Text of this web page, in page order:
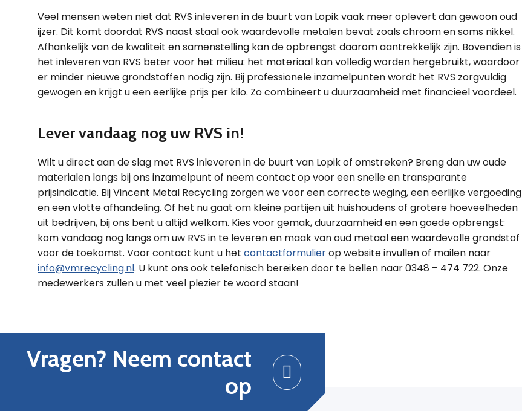
Veel mensen weten niet dat RVS inleveren in de buurt van Lopik vaak meer oplevert dan gewoon oud
ijzer. Dit komt doordat RVS naast staal ook waardevolle metalen bevat zoals chroom en soms nikkel.
Afhankelijk van de kwaliteit en samenstelling kan de opbrengst daarom aantrekkelijk zijn. Bovendien is
het inleveren van RVS beter voor het milieu: het materiaal kan volledig worden hergebruikt, waardoor
er minder nieuwe grondstoffen nodig zijn. Bij professionele inzamelpunten wordt het RVS zorgvuldig
gewogen en krijgt u een eerlijke prijs per kilo. Zo combineert u duurzaamheid met financieel voordeel.
Lever vandaag nog uw RVS in!
Wilt u direct aan de slag met RVS inleveren in de buurt van Lopik of omstreken? Breng dan uw oude
materialen langs bij ons inzamelpunt of neem contact op voor een snelle en transparante
prijsindicatie. Bij Vincent Metal Recycling zorgen we voor een correcte weging, een eerlijke vergoeding
en een vlotte afhandeling. Of het nu gaat om kleine partijen uit huishoudens of grotere hoeveelheden
uit bedrijven, bij ons bent u altijd welkom. Kies voor gemak, duurzaamheid en een goede opbrengst:
kom vandaag nog langs om uw RVS in te leveren en maak van oud metaal een waardevolle grondstof
voor de toekomst. Voor contact kunt u het contactformulierop website invullen of mailen naar
info@vmrecycling.nl. U kunt ons ook telefonisch bereiken door te bellen naar 0348 – 474 722. Onze
medewerkers zullen u met veel plezier te woord staan!
Vragen? Neem contact
op